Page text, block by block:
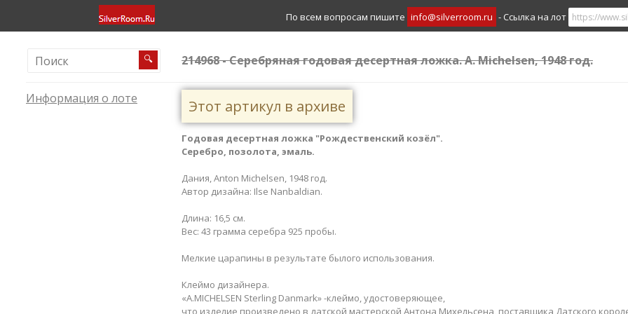
По всем вопросам пишите info@silverroom.ru - Ссылка на лот
🔍 214968 - Серебряная годовая десертная ложка. A. Michelsen, 1948 год.
Информация о лоте Этот артикул в архиве
Годовая десертная ложка "Рождественский козёл".
Серебро, позолота, эмаль.​
Дания, Anton Michelsen, 1948 год.
Автор дизайна: Ilse Nanbaldian.
Длина: 16,5 см.
Вес: 43 грамма серебра 925 пробы.
Мелкие царапины в результате былого использования.
Клеймо дизайнера.
«A.MICHELSEN Sterling Danmark» -клеймо, удостоверяющее,
что изделие произведено в датской мастерской Антона Михельсена, поставщика Датского